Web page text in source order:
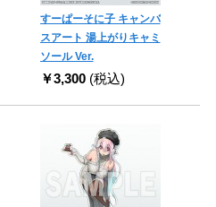
すーぱーそに子 キャンバ
スアート 湯上がりキャミ
ソール Ver.
￥3,300 (税込)